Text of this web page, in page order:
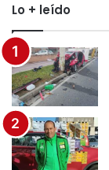
Lo + leído